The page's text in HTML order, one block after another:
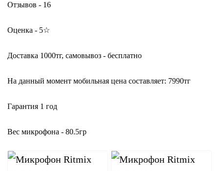
Отзывов - 16
Оценка - 5☆
Доставка 1000тг, самовывоз - бесплатно
На данный момент мобильная цена составляет: 7990тг
Гарантия 1 год
Вес микрофона - 80.5гр